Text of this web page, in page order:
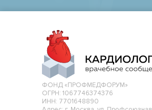
ФОНД «ПРОФМЕДФОРУМ»
ОГРН: 1067746374376
ИНН: 7701648890